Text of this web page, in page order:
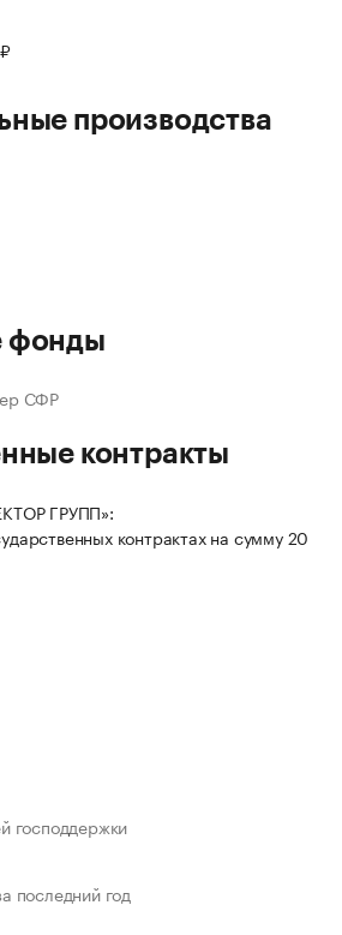
производства
фонды
СФР
контракты
ГРУПП»:
контрактах на сумму 20
господдержки
последний год